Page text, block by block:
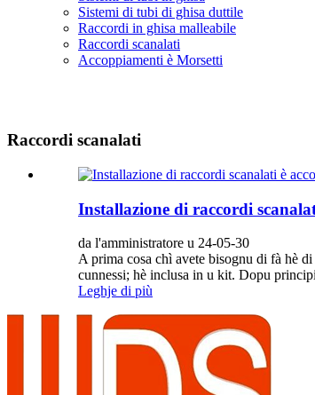
Sistemi di tubi di ghisa duttile
Raccordi in ghisa malleabile
Raccordi scanalati
Accoppiamenti è Morsetti
Raccordi scanalati
Installazione di raccordi
da l'amministratore u 24-05-30
A prima cosa chì avete bisognu di fà hè
cunnessi; hè inclusa in u kit. Dopu
Leghje di più